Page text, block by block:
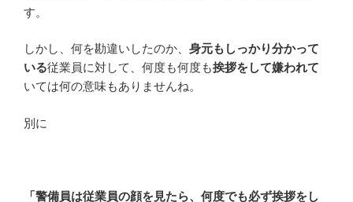
す。
しかし、何を勘違いしたのか、 身元もしっかり分かって
いる従業員に対して、何度も何度も挨拶をして嫌われて
いては何の意味もありませんね。
別に
「警備員は従業員の顔を見たら、何度でも必ず挨拶をし